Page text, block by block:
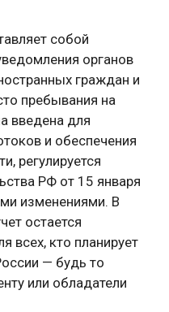
собой
органов
граждан и
пребывания на
введена для
и обеспечения
регулируется
РФ от 15 января
изменениями. В
остается
всех, кто планирует
— будь то
или обладатели